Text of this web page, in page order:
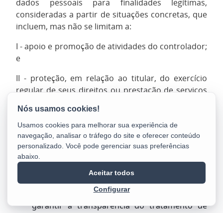
dados pessoais para finalidades legítimas,
consideradas a partir de situações concretas, que
incluem, mas não se limitam a:
I - apoio e promoção de atividades do controlador;
e
II - proteção, em relação ao titular, do exercício
regular de seus direitos ou prestação de serviços
expectativas dele e os direitos e liberdades
fundamentais, nos termos desta Lei.
1º Quando o tratamento for baseado no
legítimo interesse do controlador, somente os
dados pessoais estritamente necessários para
a finalidade pretendida poderão ser tratados.
2º O controlador deverá adotar medidas para
garantir a transparência do tratamento de
Usamos cookies para melhorar sua experiência de
navegação, analisar o tráfego do site e oferecer conteúdo
personalizado. Você pode gerenciar suas preferências
abaixo.
Configurar
Aceitar todos